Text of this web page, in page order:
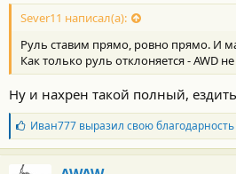
Sever11 написал(а):
Руль ставим прямо, ровно прямо. И
Как только руль отклоняется - AWD
Ну и нахрен такой полный,
Б
л
а
Иван777выразил свою благодарность